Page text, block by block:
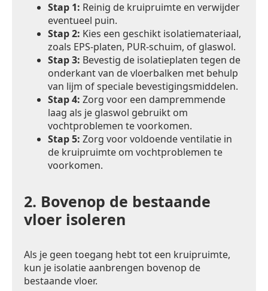
Stap 1: Reinig de kruipruimte en verwijder
eventueel puin.
Stap 2: Kies een geschikt isolatiemateriaal,
zoals EPS-platen, PUR-schuim, of glaswol.
Stap 3: Bevestig de isolatieplaten tegen de
onderkant van de vloerbalken met behulp
van lijm of speciale bevestigingsmiddelen.
Stap 4: Zorg voor een dampremmende
laag als je glaswol gebruikt om
vochtproblemen te voorkomen.
Stap 5: Zorg voor voldoende ventilatie in
de kruipruimte om vochtproblemen te
voorkomen.
2. Bovenop de bestaande
vloer isoleren
Als je geen toegang hebt tot een kruipruimte,
kun je isolatie aanbrengen bovenop de
bestaande vloer.